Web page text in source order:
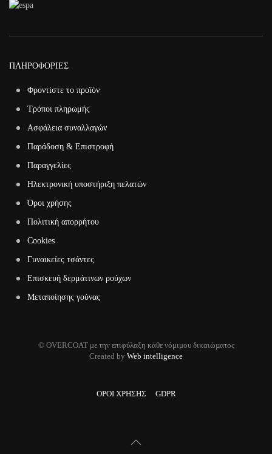
ΠΛΗΡΟΦΟΡΙΕΣ
Φροντίστε το προϊόν
Τρόποι πληρωμής
Ασφάλεια συναλλαγών
Παράδοση & Επιστροφή
Παραγγελίες
Ηλεκτρονική υποστήριξη πελατών
Όροι χρήσης
Πολιτική απορρήτου
Cookies
Γυναικείες τσάντες
Επισκευή δερμάτινων ρούχων
Μεταποίησης γούνας
© OVERCOAT με την επιφύλαξη κάθε νόμιμου δικαιώµατος
Created by Web intelligence
ΟΡΟΙ ΧΡΗΣΗΣ GDPR